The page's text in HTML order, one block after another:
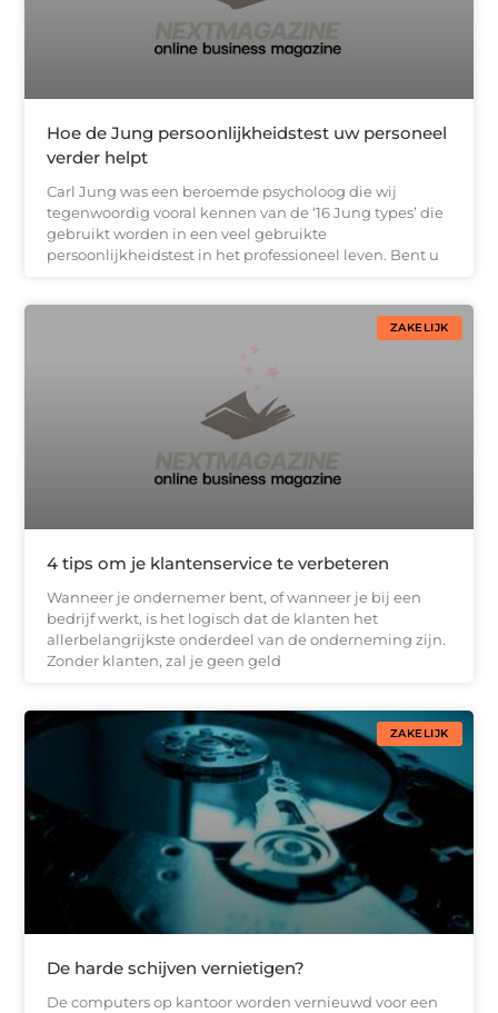
Hoe de Jung persoonlijkheidstest uw personeel
verder helpt
Carl Jung was een beroemde psycholoog die wij
tegenwoordig vooral kennen van de ‘16 Jung types’ die
gebruikt worden in een veel gebruikte
persoonlijkheidstest in het professioneel leven. Bent u
ZAKELIJK
4 tips om je klantenservice te verbeteren
Wanneer je ondernemer bent, of wanneer je bij een
bedrijf werkt, is het logisch dat de klanten het
allerbelangrijkste onderdeel van de onderneming zijn.
Zonder klanten, zal je geen geld
ZAKELIJK
De harde schijven vernietigen?
De computers op kantoor worden vernieuwd voor een